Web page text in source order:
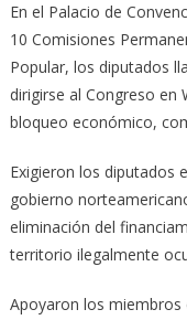
En el Palacio de
10 Comisiones
Popular, los diputados
dirigirse al Congreso en
bloqueo económico,
Exigieron los diputados
gobierno
eliminación del
territorio ilegalmente
Apoyaron los miembros